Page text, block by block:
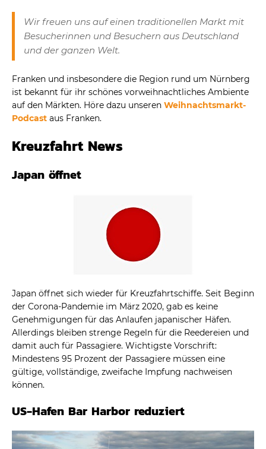
Wir freuen uns auf einen traditionellen Markt mit
Besucherinnen und Besuchern aus Deutschland
und der ganzen Welt.
Franken und insbesondere die Region rund um Nürnberg
ist bekannt für ihr schönes vorweihnachtliches Ambiente
auf den Märkten. Höre dazu unseren Weihnachtsmarkt-
Podcast aus Franken.
Kreuzfahrt News
Japan öffnet
Japan öffnet sich wieder für Kreuzfahrtschiffe. Seit Beginn
der Corona-Pandemie im März 2020, gab es keine
Genehmigungen für das Anlaufen japanischer Häfen.
Allerdings bleiben strenge Regeln für die Reedereien und
damit auch für Passagiere. Wichtigste Vorschrift:
Mindestens 95 Prozent der Passagiere müssen eine
gültige, vollständige, zweifache Impfung nachweisen
können.
US-Hafen Bar Harbor reduziert